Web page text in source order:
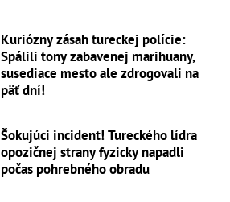
Kuriózny zásah tureckej polície:
Spálili tony zabavenej marihuany,
susediace mesto ale zdrogovali na
päť dní!
Šokujúci incident! Tureckého lídra
opozičnej strany fyzicky napadli
počas pohrebného obradu